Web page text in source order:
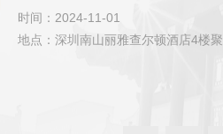
时间：2024-11-01
地点：深圳南山丽雅查尔顿酒店4楼